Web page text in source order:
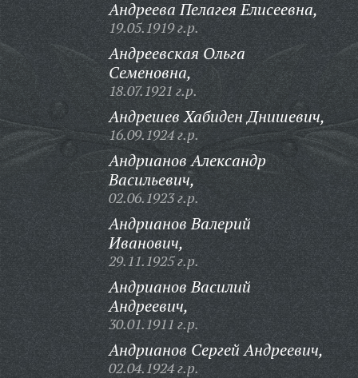
Андреева Пелагея Елисеевна,
19.05.1919 г.р.
Андреевская Ольга
Семеновна,
18.07.1921 г.р.
Андрешев Хабиден Днишевич,
16.09.1924 г.р.
Андрианов Александр
Васильевич,
02.06.1923 г.р.
Андрианов Валерий
Иванович,
29.11.1925 г.р.
Андрианов Василий
Андреевич,
30.01.1911 г.р.
Андрианов Сергей Андреевич,
02.04.1924 г.р.